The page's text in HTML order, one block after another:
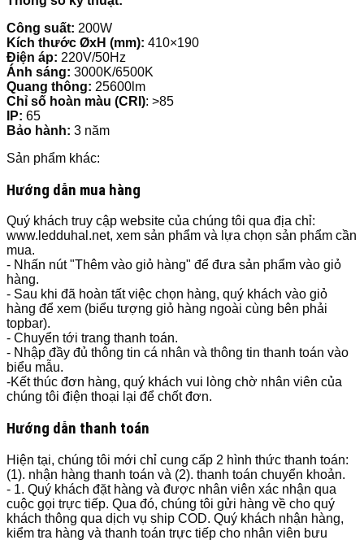
Công suất: 200W
Kích thước ØxH (mm): 410×190
Điện áp: 220V/50Hz
Ánh sáng: 3000K/6500K
Quang thông: 25600lm
Chỉ số hoàn màu (CRI): >85
IP: 65
Bảo hành: 3 năm
Sản phẩm khác:
Hướng dẫn mua hàng
Quý khách truy cập website của chúng tôi qua địa chỉ:
www.ledduhal.net, xem sản phẩm và lựa chọn sản phẩm cần
mua.
- Nhấn nút "Thêm vào giỏ hàng" để đưa sản phẩm vào giỏ
hàng.
- Sau khi đã hoàn tất việc chọn hàng, quý khách vào giỏ
hàng để xem (biểu tượng giỏ hàng ngoài cùng bên phải
topbar).
- Chuyển tới trang thanh toán.
- Nhập đầy đủ thông tin cá nhân và thông tin thanh toán vào
biểu mẫu.
-Kết thúc đơn hàng, quý khách vui lòng chờ nhân viên của
chúng tôi điện thoại lại để chốt đơn.
Hướng dẫn thanh toán
Hiện tại, chúng tôi mới chỉ cung cấp 2 hình thức thanh toán:
(1). nhận hàng thanh toán và (2). thanh toán chuyển khoản.
- 1. Quý khách đặt hàng và được nhân viên xác nhận qua
cuộc gọi trực tiếp. Qua đó, chúng tôi gửi hàng về cho quý
khách thông qua dịch vụ ship COD. Quý khách nhận hàng,
kiểm tra hàng và thanh toán trực tiếp cho nhân viên bưu